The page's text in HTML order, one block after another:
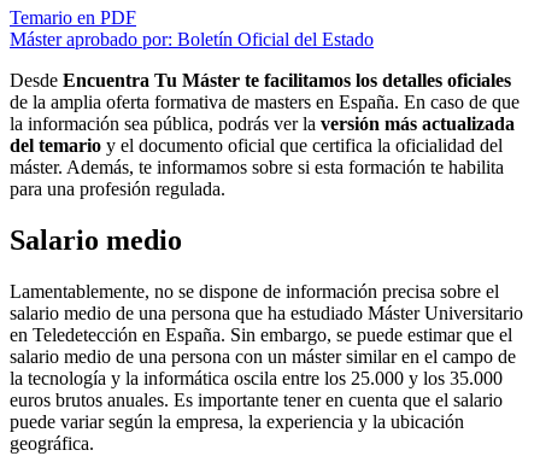
Temario en PDF
Máster aprobado por: Boletín Oficial del Estado
Desde Encuentra Tu Máster te facilitamos los detalles oficiales
de la amplia oferta formativa de masters en España. En caso de que
la información sea pública, podrás ver la versión más actualizada
del temario y el documento oficial que certifica la oficialidad del
máster. Además, te informamos sobre si esta formación te habilita
para una profesión regulada.
Salario medio
Lamentablemente, no se dispone de información precisa sobre el
salario medio de una persona que ha estudiado Máster Universitario
en Teledetección en España. Sin embargo, se puede estimar que el
salario medio de una persona con un máster similar en el campo de
la tecnología y la informática oscila entre los 25.000 y los 35.000
euros brutos anuales. Es importante tener en cuenta que el salario
puede variar según la empresa, la experiencia y la ubicación
geográfica.